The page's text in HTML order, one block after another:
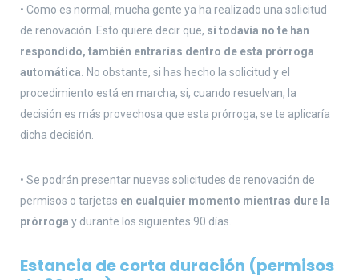
• Como es normal, mucha gente ya ha realizado una solicitud
de renovación. Esto quiere decir que, si todavía no te han
respondido, también entrarías dentro de esta prórroga
automática. No obstante, si has hecho la solicitud y el
procedimiento está en marcha, si, cuando resuelvan, la
decisión es más provechosa que esta prórroga, se te aplicaría
dicha decisión.
• Se podrán presentar nuevas solicitudes de renovación de
permisos o tarjetas en cualquier momento mientras dure la
prórroga y durante los siguientes 90 días.
Estancia de corta duración (permisos